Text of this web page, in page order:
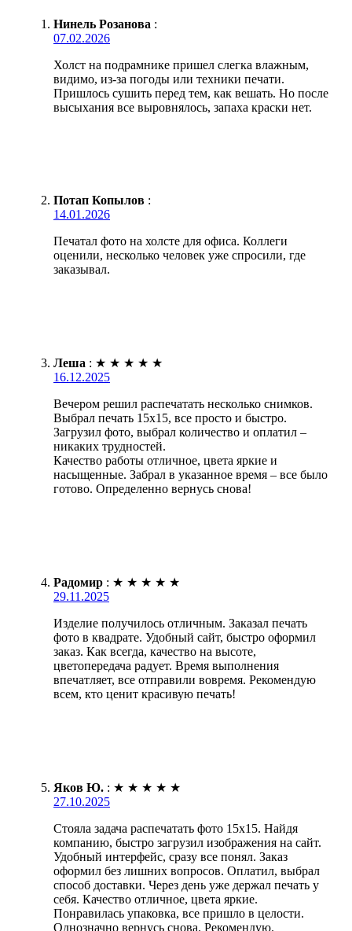
Нинель Розанова :
07.02.2026
Холст на подрамнике пришел слегка влажным,
видимо, из-за погоды или техники печати.
Пришлось сушить перед тем, как вешать. Но после
высыхания все выровнялось, запаха краски нет.
Потап Копылов :
14.01.2026
Печатал фото на холсте для офиса. Коллеги
оценили, несколько человек уже спросили, где
заказывал.
Леша : ★ ★ ★ ★ ★
16.12.2025
Вечером решил распечатать несколько снимков.
Выбрал печать 15х15, все просто и быстро.
Загрузил фото, выбрал количество и оплатил –
никаких трудностей.
Качество работы отличное, цвета яркие и
насыщенные. Забрал в указанное время – все было
готово. Определенно вернусь снова!
Радомир : ★ ★ ★ ★ ★
29.11.2025
Изделие получилось отличным. Заказал печать
фото в квадрате. Удобный сайт, быстро оформил
заказ. Как всегда, качество на высоте,
цветопередача радует. Время выполнения
впечатляет, все отправили вовремя. Рекомендую
всем, кто ценит красивую печать!
Яков Ю. : ★ ★ ★ ★ ★
27.10.2025
Стояла задача распечатать фото 15х15. Найдя
компанию, быстро загрузил изображения на сайт.
Удобный интерфейс, сразу все понял. Заказ
оформил без лишних вопросов. Оплатил, выбрал
способ доставки. Через день уже держал печать у
себя. Качество отличное, цвета яркие.
Понравилась упаковка, все пришло в целости.
Однозначно вернусь снова. Рекомендую.